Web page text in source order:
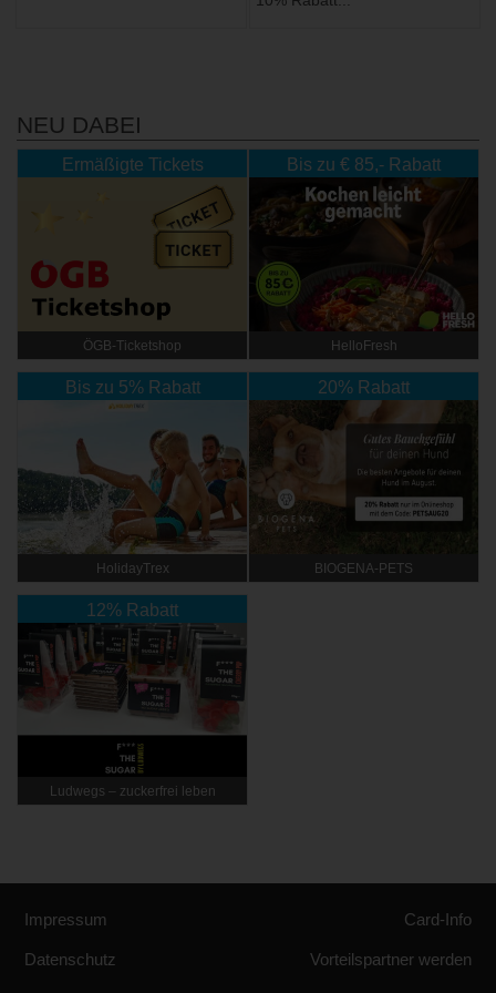
NEU DABEI
Ermäßigte Tickets
ÖGB-Ticketshop
Bis zu € 85,- Rabatt
HelloFresh
Bis zu 5% Rabatt
HolidayTrex
20% Rabatt
BIOGENA-PETS
12% Rabatt
Ludwegs – zuckerfrei leben
Impressum
Datenschutz
Card-Info
Vorteilspartner werden